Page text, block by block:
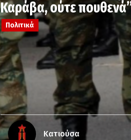
Καράβα, ούτε
Πολιτικά
Κατιούσα